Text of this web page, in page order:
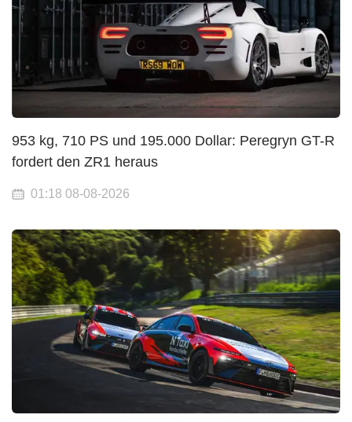
953 kg, 710 PS und 195.000 Dollar: Peregryn GT-R
fordert den ZR1 heraus
01:18 08-08-2026